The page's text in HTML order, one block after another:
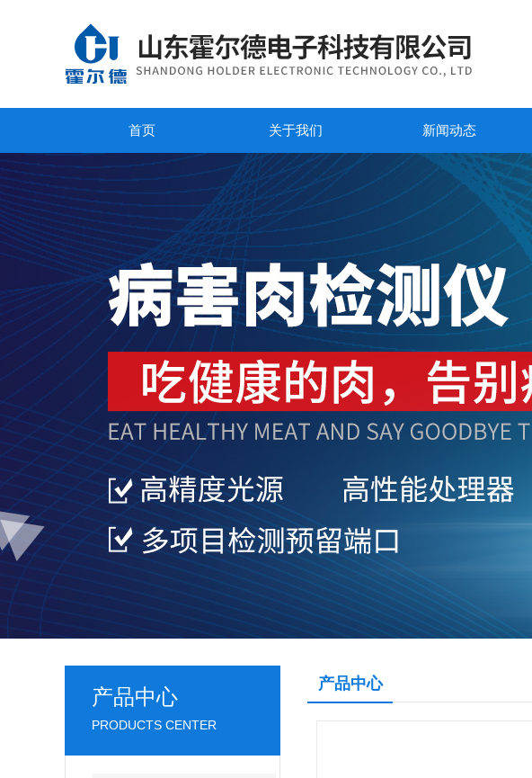
首页 关于我们 新闻动态
产品中心
PRODUCTS CENTER
产品中心